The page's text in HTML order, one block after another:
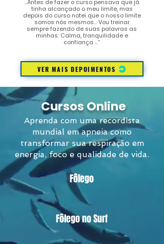
…Antes de fazer o curso pensava que já
tinha alcançado o meu limite, mas
depois do curso notei que o nosso limite
somos nós mesmos… Vou treinar
sempre fazendo de suas palavras as
minhas: Calma, tranquilidade e
confiança …”
VER MAIS DEPOIMENTOS
Cursos Online
Aprenda com uma recordista
mundial em apneia como
transformar sua respiração em
energia, foco e qualidade de vida.
Fôlego
Fôlego no Surf